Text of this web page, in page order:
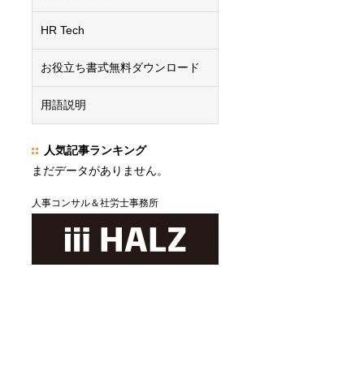
HR Tech
お役立ち書式無料ダウンロード
用語説明
人気記事ランキング
まだデータがありません。
人事コンサル＆社労士事務所